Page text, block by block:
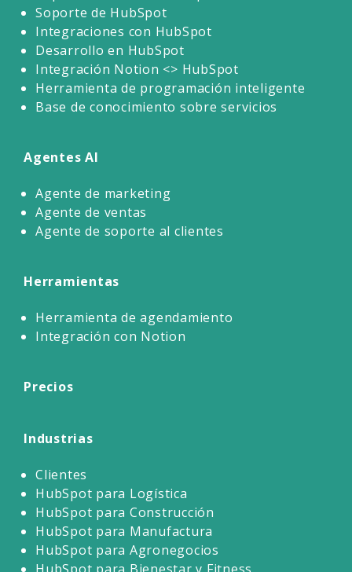
Soporte de HubSpot
Integraciones con HubSpot
Desarrollo en HubSpot
Integración Notion <> HubSpot
Herramienta de programación inteligente
Base de conocimiento sobre servicios
Agentes AI
Agente de marketing
Agente de ventas
Agente de soporte al clientes
Herramientas
Herramienta de agendamiento
Integración con Notion
Precios
Industrias
Clientes
HubSpot para Logística
HubSpot para Construcción
HubSpot para Manufactura
HubSpot para Agronegocios